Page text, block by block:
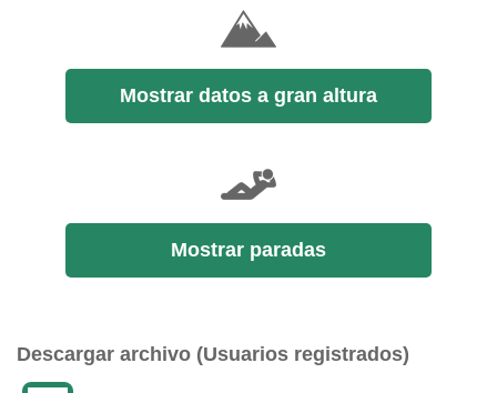
Mostrar datos a gran altura
Mostrar paradas
Descargar archivo (Usuarios registrados)